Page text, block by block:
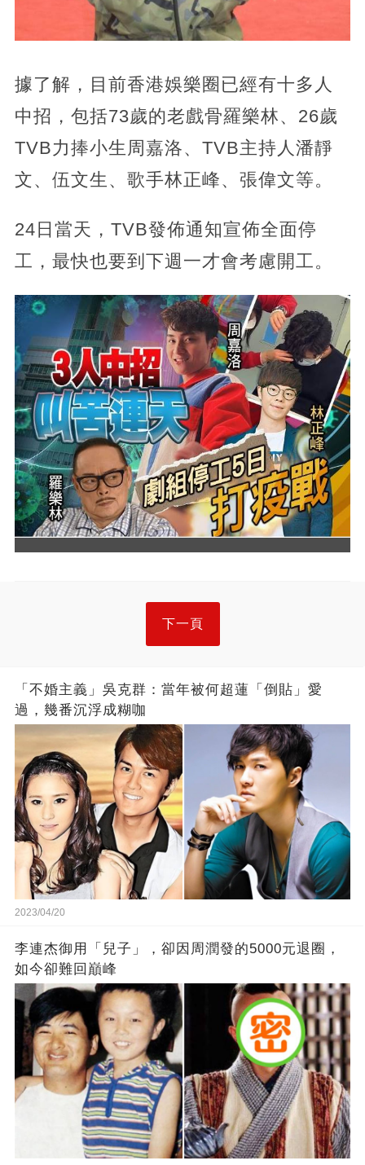
據了解，目前香港娛樂圈已經有十多人
中招，包括73歲的老戲骨羅樂林、26歲
TVB力捧小生周嘉洛、TVB主持人潘靜
文、伍文生、歌手林正峰、張偉文等。
24日當天，TVB發佈通知宣佈全面停
工，最快也要到下週一才會考慮開工。
下一頁
「不婚主義」吳克群：當年被何超蓮「倒貼」愛
過，幾番沉浮成糊咖
2023/04/20
李連杰御用「兒子」，卻因周潤發的5000元退圈，
如今卻難回巔峰